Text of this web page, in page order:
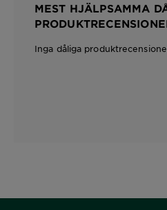
MEST HJÄLPSAMMA
Inga dåliga